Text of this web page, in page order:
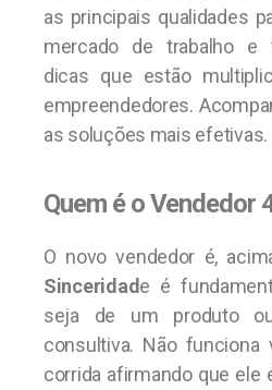
as principais qualidades
mercado de trabalho e
dicas que estão
empreendedores.
as soluções mais efetivas.
Quem é o Vendedor
O novo vendedor é,
Sinceridade é
seja de um produto
consultiva. Não
corrida afirmando que ele